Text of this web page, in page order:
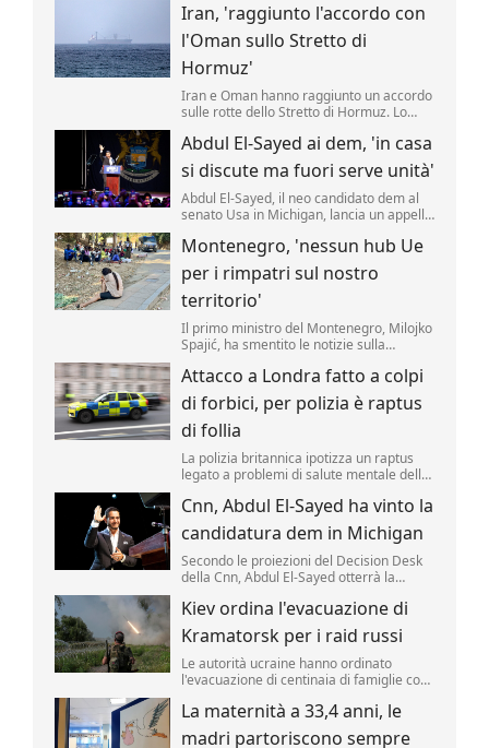
che comporrà il ticket che sfiderà il
progressista Luiz Inácio da Lula agli
scrutini di ottobre.
Iran, 'raggiunto l'accordo con
l'Oman sullo Stretto di
Hormuz'
Iran e Oman hanno raggiunto un accordo
sulle rotte dello Stretto di Hormuz. Lo
Teheran, citato da Al Arabiya, precisando
sono state "concordate le caratteristiche
geografiche del percorso" marittimo
nello Stretto.
Abdul El-Sayed ai dem, 'in casa
si discute ma fuori serve unità'
Abdul El-Sayed, il neo candidato dem al
senato Usa in Michigan, lancia un appello
Montenegro, 'nessun hub Ue
per i rimpatri sul nostro
territorio'
Il primo ministro del Montenegro, Milojko
Spajić, ha smentito le notizie sulla
rimpatri nel Paese.
Attacco a Londra fatto a colpi
di forbici, per polizia è raptus
di follia
La polizia britannica ipotizza un raptus
legato a problemi di salute mentale della
4 uomini avvenuto oggi a Londra, nel
cuore turistico di Covent Garden.
Cnn, Abdul El-Sayed ha vinto la
candidatura dem in Michigan
Secondo le proiezioni del Decision Desk
della Cnn, Abdul El-Sayed otterrà la
Usa in Michigan, regalando ai
progressisti un'importante vittoria in una
primaria decisiva.
Kiev ordina l'evacuazione di
Kramatorsk per i raid russi
Le autorità ucraine hanno ordinato
l'evacuazione di centinaia di famiglie con
Kramatorsk, nell'Ucraina orientale, a
causa dell'intensificarsi degli attacchi
La maternità a 33,4 anni, le
madri partoriscono sempre